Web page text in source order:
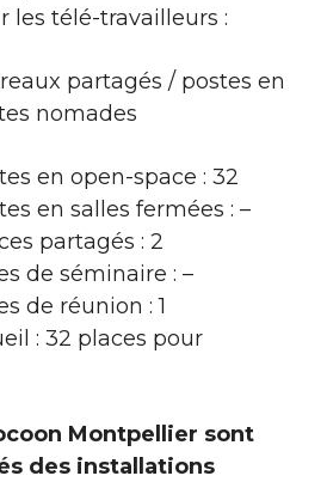
les télé-travailleurs :
partagés / postes en
nomades
en open-space : 32
en salles fermées : –
partagés : 2
de séminaire : –
de réunion : 1
: 32 places pour
Montpellier sont
des installations